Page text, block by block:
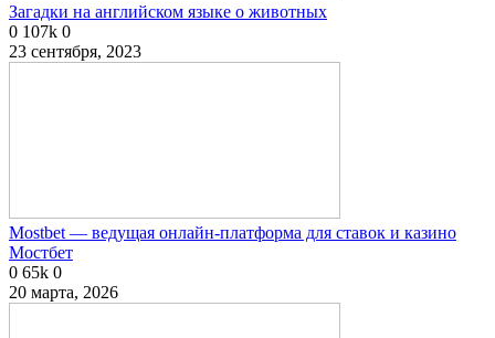
Загадки на английском языке о животных
0 107k 0
23 сентября, 2023
Mostbet — ведущая онлайн-платформа для ставок и казино
Мостбет
0 65k 0
20 марта, 2026